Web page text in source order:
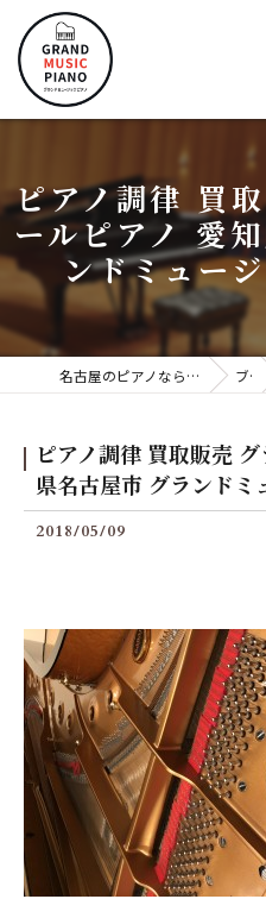
ピアノ調律 買
ールピアノ 愛
ンドミュー
名古屋のピアノならグランドミュージックピアノ株式会社 ブログ
ピアノ調律 買取販売
県名古屋市 グランド
2018/05/09